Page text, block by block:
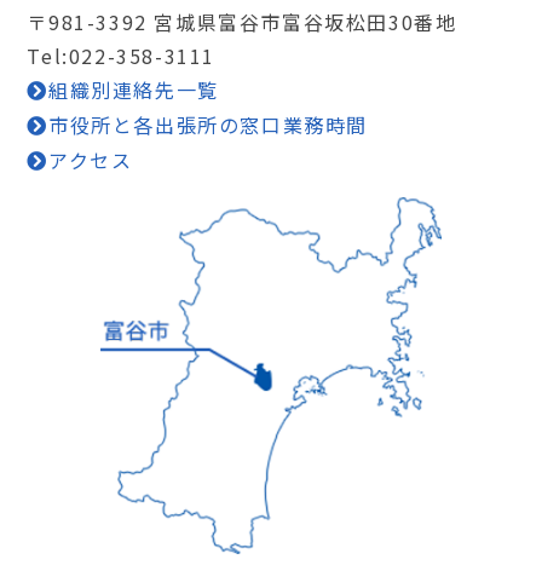
〒981-3392 宮城県富谷市富谷坂松田30番地
Tel:022-358-3111
組織別連絡先一覧
市役所と各出張所の窓口業務時間
アクセス